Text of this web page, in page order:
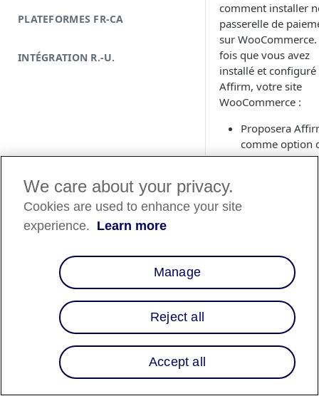
PLATEFORMES FR-CA
INTÉGRATION R.-U.
comment installer
passerelle de
sur
fois que vous avez
installé et configuré
Affirm, votre site
WooCommerce :
Proposera
comme option
paiement à la
Affirm dans
Affichera la
messagerie
promotionnelle
d'Affirm.
Installer
l'extension
Affirm
We care about your privacy.
Cookies are used to enhance your site
experience. Learn more
Manage
Reject all
Accept all